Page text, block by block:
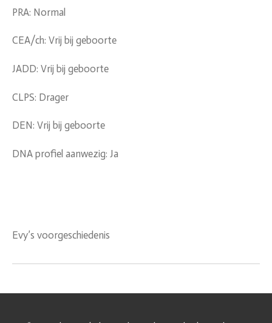
PRA: Normal
CEA/ch: Vrij bij geboorte
JADD: Vrij bij geboorte
CLPS: Drager
DEN: Vrij bij geboorte
DNA profiel aanwezig: Ja
Evy’s voorgeschiedenis